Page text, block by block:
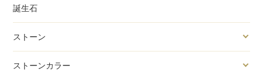
誕生石
ストーン
ストーンカラー